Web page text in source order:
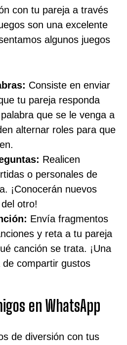
con tu pareja a través
son una excelente
algunos juegos
Consiste en enviar
tu pareja responda
que se le venga a
alternar roles para que
Realicen
o personales de
¡Conocerán nuevos
otro!
Envía fragmentos
y reta a tu pareja
canción se trata. ¡Una
compartir gustos
en WhatsApp
de diversión con tus